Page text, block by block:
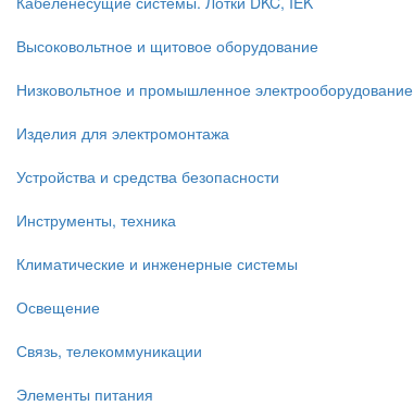
Высоковольтное и щитовое оборудование
Низковольтное и промышленное электрооборудование
Изделия для электромонтажа
Устройства и средства безопасности
Инструменты, техника
Климатические и инженерные системы
Освещение
Связь, телекоммуникации
Элементы питания